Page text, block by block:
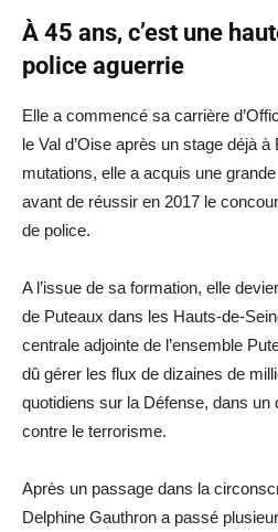
À 45 ans, c’est une
police aguerrie
Elle a commencé sa carrière
le Val d’Oise après un stage déjà
mutations, elle a acquis une
avant de réussir en 2017 le
de police.
A l’issue de sa formation, elle
de Puteaux dans les Hauts-de-
centrale adjointe de l’ensemble
dû gérer les flux de dizaines de
quotidiens sur la Défense, dans un
contre le terrorisme.
Après un passage dans la
Delphine Gauthron a passé